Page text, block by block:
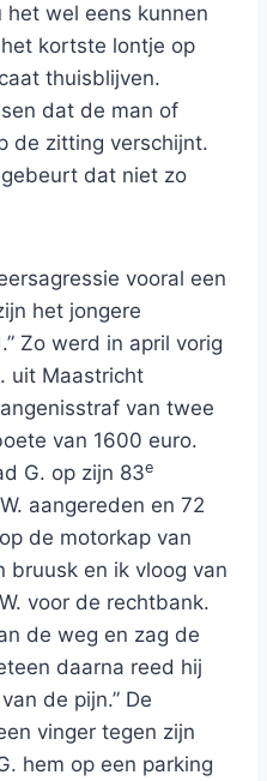
wel eens kunnen
kortste lontje op
thuisblijven.
dat de man of
de zitting verschijnt.
dat niet zo
vooral een
het jongere
Zo werd in april vorig
uit Maastricht
van twee
van 1600 euro.
G. op zijn 83e
aangereden en 72
de motorkap van
bruusk en ik vloog van
voor de rechtbank.
de weg en zag de
daarna reed hij
de pijn.” De
vinger tegen zijn
hem op een parking